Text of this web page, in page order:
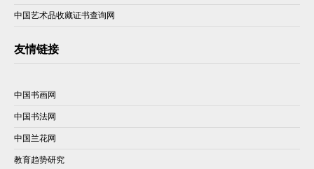
中国艺术品收藏证书查询网
友情链接
中国书画网
中国书法网
中国兰花网
教育趋势研究